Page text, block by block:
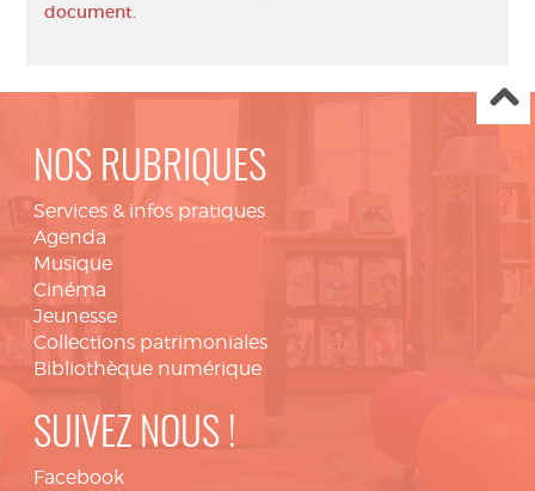
document.
NOS RUBRIQUES
Services & infos pratiques
Agenda
Musique
Cinéma
Jeunesse
Collections patrimoniales
Bibliothèque numérique
SUIVEZ NOUS !
Facebook